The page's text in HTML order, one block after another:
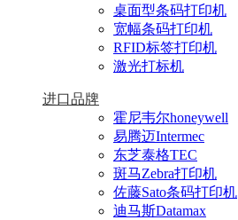
桌面型条码打印机
宽幅条码打印机
RFID标签打印机
激光打标机
进口品牌
霍尼韦尔honeywell
易腾迈Intermec
东芝泰格TEC
斑马Zebra打印机
佐藤Sato条码打印机
迪马斯Datamax